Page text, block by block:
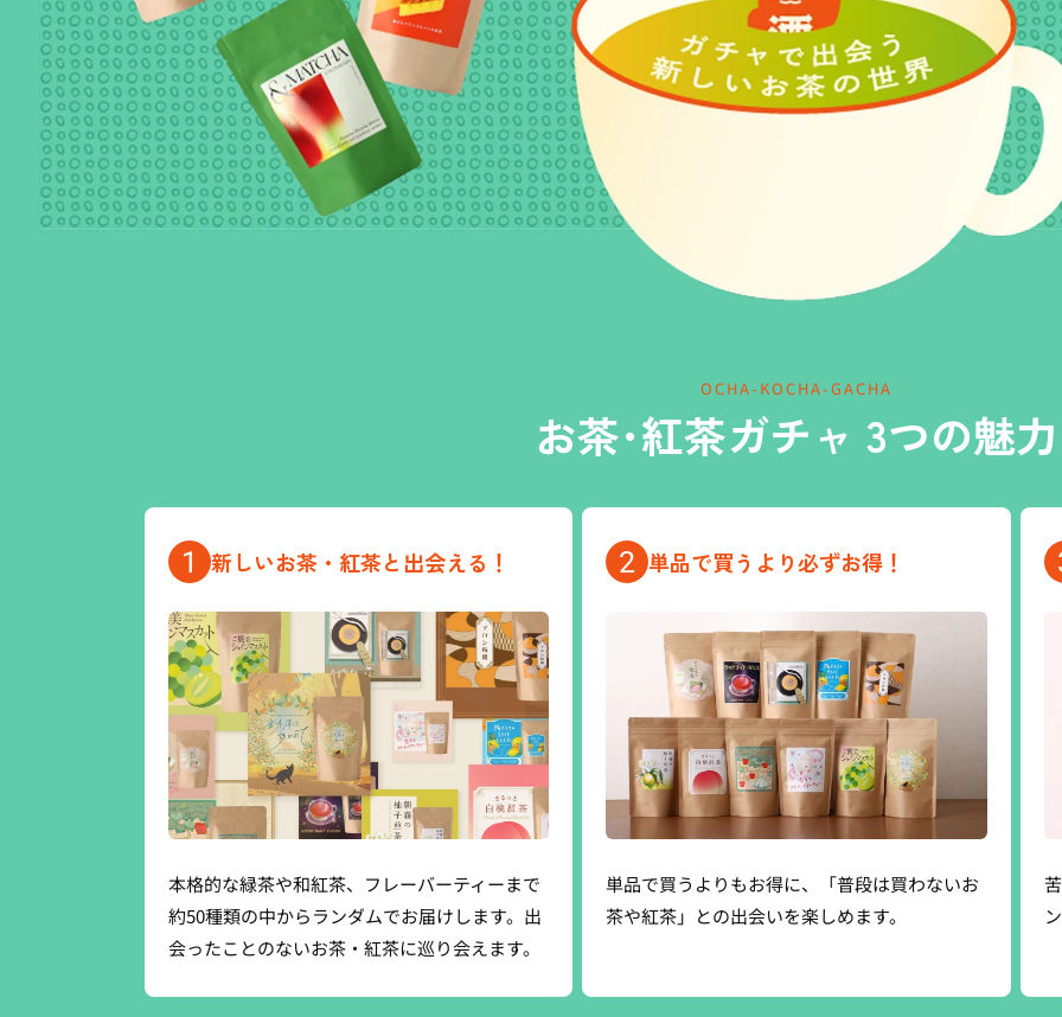
OCHA-KOCHA-GACHA
お茶･紅茶ガチャ 3つの魅力
1 新しいお茶・紅茶と出会える！
本格的な緑茶や和紅茶、フレーバーティーまで
約50種類の中からランダムでお届けします。出
会ったことのないお茶・紅茶に巡り会えます。
2 単品で買うより必ずお得！
単品で買うよりもお得に、「普段は買わないお
茶や紅茶」との出会いを楽しめます。